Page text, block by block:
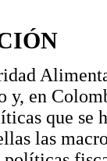
y, en
que se
las